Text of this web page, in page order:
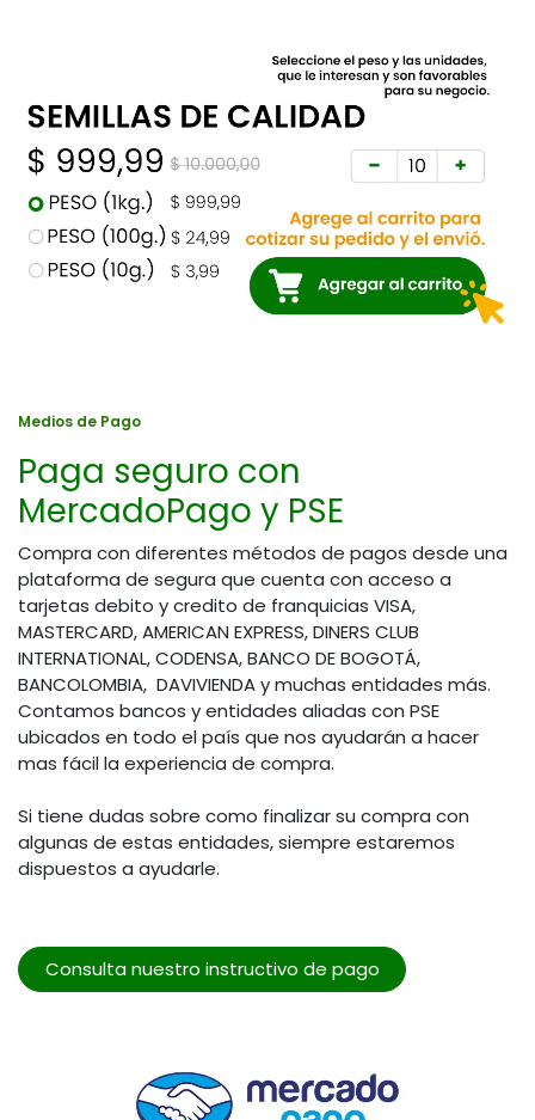
Medios de Pago
Paga seguro con
MercadoPago y PSE
Compra con diferentes métodos de pagos desde una
plataforma de segura que cuenta con acceso a
tarjetas debito y credito de franquicias VISA,
MASTERCARD, AMERICAN EXPRESS, DINERS CLUB
INTERNATIONAL, CODENSA, BANCO DE BOGOTÁ,
BANCOLOMBIA, DAVIVIENDA y muchas entidades más.
Contamos bancos y entidades aliadas con PSE
ubicados en todo el país que nos ayudarán a hacer
mas fácil la experiencia de compra.
Si tiene dudas sobre como finalizar su compra con
algunas de estas entidades, siempre estaremos
dispuestos a ayudarle.
Consulta nuestro instructivo de pago